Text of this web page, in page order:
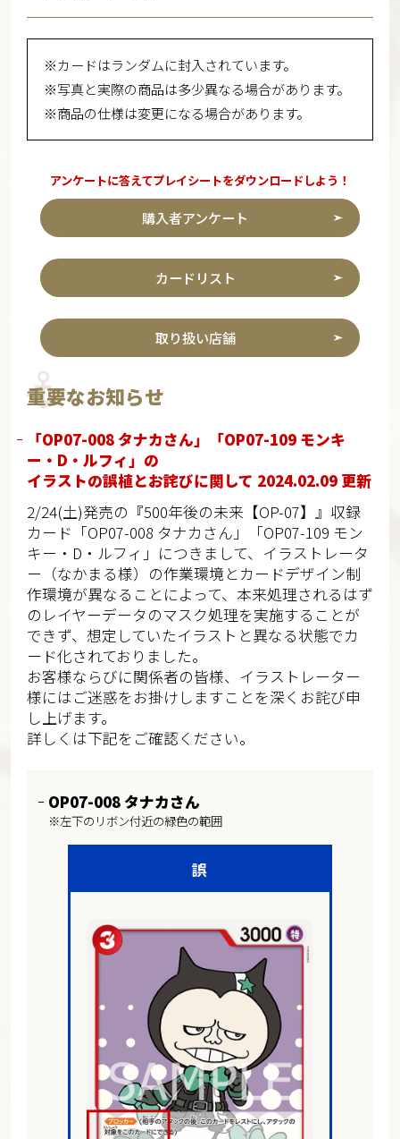
※カードはランダムに封入されています。
※写真と実際の商品は多少異なる場合があります。
※商品の仕様は変更になる場合があります。
アンケートに答えてプレイシートをダウンロードしよう！
購入者アンケート
カードリスト
取り扱い店舗
重要なお知らせ
「OP07-008 タナカさん」「OP07-109 モンキ
ー・D・ルフィ」の
イラストの誤植とお詫びに関して 2024.02.09 更新
2/24(土)発売の『500年後の未来【OP-07】』収録
カード「OP07-008 タナカさん」「OP07-109 モン
キー・D・ルフィ」につきまして、イラストレータ
ー（なかまる様）の作業環境とカードデザイン制
作環境が異なることによって、本来処理されるはず
のレイヤーデータのマスク処理を実施することが
できず、想定していたイラストと異なる状態でカ
ード化されておりました。
お客様ならびに関係者の皆様、イラストレーター
様にはご迷惑をお掛けしますことを深くお詫び申
し上げます。
詳しくは下記をご確認ください。
OP07-008 タナカさん
※左下のリボン付近の緑色の範囲
誤